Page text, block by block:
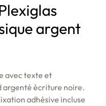
argent
avec texte et
argenté écriture noire.
adhésive incluse